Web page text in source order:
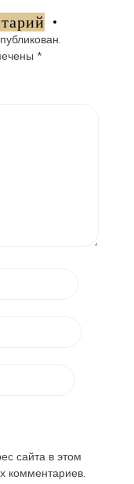
*
сайта в этом
комментариев.